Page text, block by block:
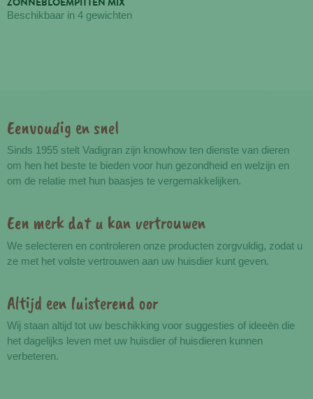
Beschikbaar in 4 gewichten
Voordelen
Eenvoudig en snel
Sinds 1955 stelt Vadigran zijn knowhow ten dienste van dieren
om hen het beste te bieden voor hun gezondheid en welzijn en
om de relatie met hun baasjes te vergemakkelijken.
Een merk dat u kan vertrouwen
We selecteren en controleren onze producten zorgvuldig, zodat u
ze met het volste vertrouwen aan uw huisdier kunt geven.
Altijd een luisterend oor
Wij staan altijd tot uw beschikking voor suggesties of ideeën die
het dagelijks leven met uw huisdier of huisdieren kunnen
verbeteren.